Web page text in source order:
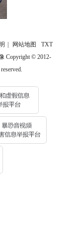
网站地图
TXT
Copyright © 2012-